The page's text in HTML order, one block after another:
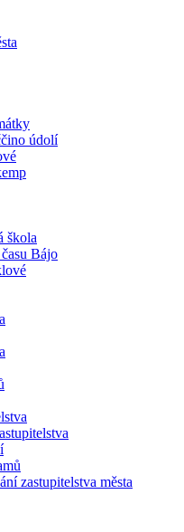
údolí
škola
Bájo
zastupitelstva města